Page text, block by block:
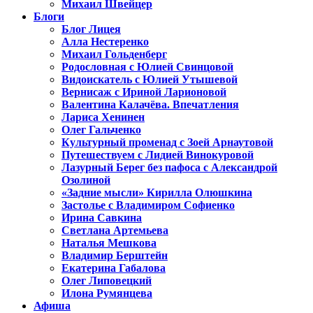
Михаил Швейцер
Блоги
Блог Лицея
Алла Нестеренко
Михаил Гольденберг
Родословная с Юлией Свинцовой
Видоискатель с Юлией Утышевой
Вернисаж с Ириной Ларионовой
Валентина Калачёва. Впечатления
Лариса Хенинен
Олег Гальченко
Культурный променад с Зоей Арнаутовой
Путешествуем с Лидией Винокуровой
Лазурный Берег без пафоса с Александрой
Озолиной
«Задние мысли» Кирилла Олюшкина
Застолье с Владимиром Софиенко
Ирина Савкина
Светлана Артемьева
Наталья Мешкова
Владимир Берштейн
Екатерина Габалова
Олег Липовецкий
Илона Румянцева
Афиша